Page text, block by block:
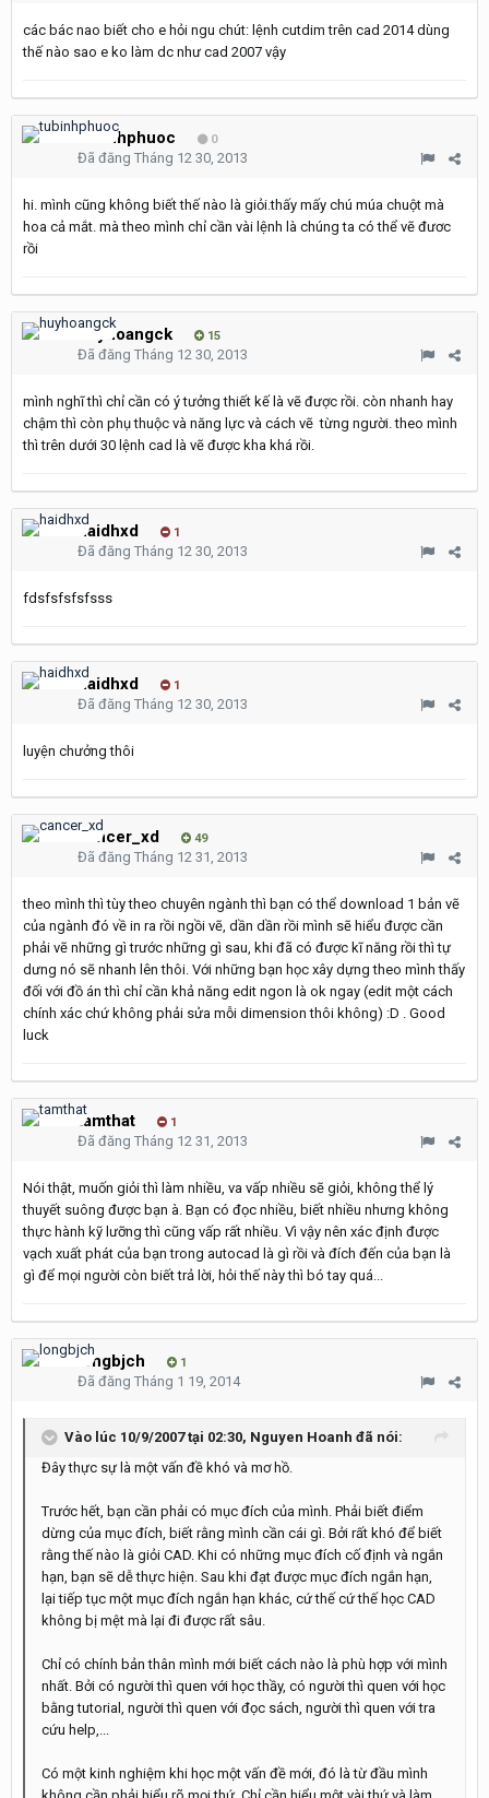
các bác nao biết cho e hỏi ngu chút: lệnh cutdim trên cad 2014 dùng
thế nào sao e ko làm dc như cad 2007 vậy
tubinhphuoc 0
Đã đăng Tháng 12 30, 2013
hi. mình cũng không biết thế nào là giỏi.thấy mấy chú múa chuột mà
hoa cả mắt. mà theo mình chỉ cần vài lệnh là chúng ta có thể vẽ đươc
rồi
huyhoangck 15
Đã đăng Tháng 12 30, 2013
mình nghĩ thì chỉ cần có ý tưởng thiết kế là vẽ được rồi. còn nhanh hay
chậm thì còn phụ thuộc và năng lực và cách vẽ từng người. theo mình
thì trên dưới 30 lệnh cad là vẽ được kha khá rồi.
haidhxd 1
Đã đăng Tháng 12 30, 2013
fdsfsfsfsfsss
haidhxd 1
Đã đăng Tháng 12 30, 2013
luyện chưởng thôi
cancer_xd 49
Đã đăng Tháng 12 31, 2013
theo mình thì tùy theo chuyên ngành thì bạn có thể download 1 bản vẽ
của ngành đó về in ra rồi ngồi vẽ, dần dần rồi mình sẽ hiểu được cần
phải vẽ những gì trước những gì sau, khi đã có được kĩ năng rồi thì tự
dưng nó sẽ nhanh lên thôi. Với những bạn học xây dựng theo mình thấy
đối với đồ án thì chỉ cần khả năng edit ngon là ok ngay (edit một cách
chính xác chứ không phải sửa mỗi dimension thôi không) :D . Good
luck
tamthat 1
Đã đăng Tháng 12 31, 2013
Nói thật, muốn giỏi thì làm nhiều, va vấp nhiều sẽ giỏi, không thể lý
thuyết suông được bạn à. Bạn có đọc nhiều, biết nhiều nhưng không
thực hành kỹ lưỡng thì cũng vấp rất nhiều. Vì vậy nên xác định được
vạch xuất phát của bạn trong autocad là gì rồi và đích đến của bạn là
gì để mọi người còn biết trả lời, hỏi thế này thì bó tay quá...
longbjch 1
Đã đăng Tháng 1 19, 2014
Vào lúc 10/9/2007 tại 02:30, Nguyen Hoanh đã nói:
Đây thực sự là một vấn đề khó và mơ hồ.
Trước hết, bạn cần phải có mục đích của mình. Phải biết điểm
dừng của mục đích, biết rằng mình cần cái gì. Bởi rất khó để biết
rằng thế nào là giỏi CAD. Khi có những mục đích cố định và ngắn
hạn, bạn sẽ dễ thực hiện. Sau khi đạt được mục đích ngắn hạn,
lại tiếp tục một mục đích ngắn hạn khác, cứ thế cứ thế học CAD
không bị mệt mà lại đi được rất sâu.
Chỉ có chính bản thân mình mới biết cách nào là phù hợp với mình
nhất. Bởi có người thì quen với học thầy, có người thì quen với học
bằng tutorial, người thì quen với đọc sách, người thì quen với tra
cứu help,...
Có một kinh nghiệm khi học một vấn đề mới, đó là từ đầu mình